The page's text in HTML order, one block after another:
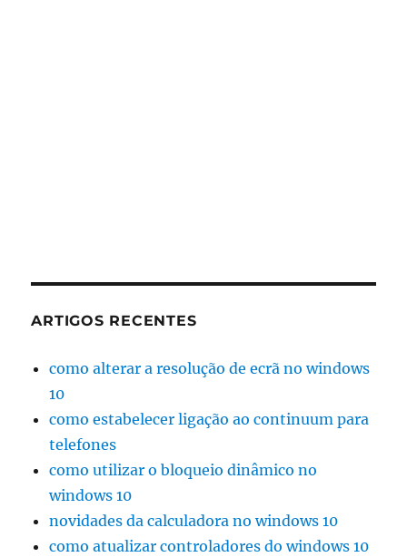
ARTIGOS RECENTES
como alterar a resolução de ecrã no windows
10
como estabelecer ligação ao continuum para
telefones
como utilizar o bloqueio dinâmico no
windows 10
novidades da calculadora no windows 10
como atualizar controladores do windows 10